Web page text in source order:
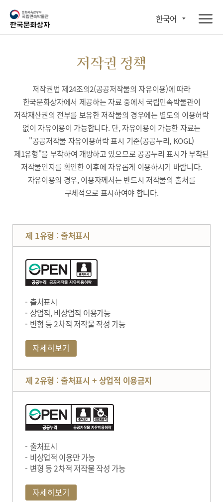
한국어
저작권 정책
저작권법 제24조의2(공공저작물의 자유이용)에 따라
한국문화상자에서 제공하는 자료 중에서 국립민속박물관이
저작재산권의 전부를 보유한 저작물의 경우에는 별도의 이용허락
없이 자유이용이 가능합니다. 단, 자유이용이 가능한 자료는
"공공저작물 자유이용허락 표시 기준(공공누리, KOGL)
제1유형"을 부착하여 개방하고 있으므로 공공누리 표시가 부착된
저작물인지를 확인한 이후에 자유롭게 이용하시기 바랍니다.
자유이용의 경우, 이용자께서는 반드시 저작물의 출처를
구체적으로 표시하여야 합니다.
제 1유형 : 출처표시
출처표시
상업적, 비상업적 이용가능
변형 등 2차적 저작물 작성 가능
자세히보기
제 2유형 : 출처표시 + 상업적 이용금지
출처표시
비상업적 이용만 가능
변형 등 2차적 저작물 작성 가능
자세히보기